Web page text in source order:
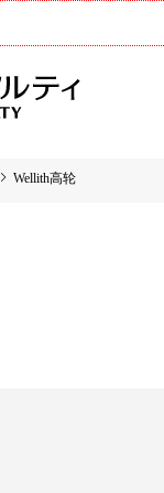
Wellith高轮